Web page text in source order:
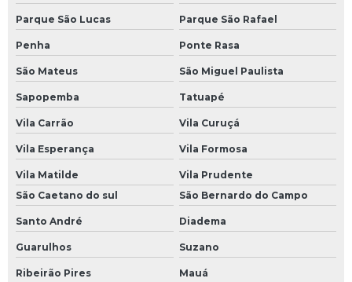
Parque São Lucas Parque São Rafael
Penha Ponte Rasa
São Mateus São Miguel Paulista
Sapopemba Tatuapé
Vila Carrão Vila Curuçá
Vila Esperança Vila Formosa
Vila Matilde
Vila Prudente
São Caetano do sul
São Bernardo do Campo
Santo André Diadema
Guarulhos Suzano
Ribeirão Pires Mauá